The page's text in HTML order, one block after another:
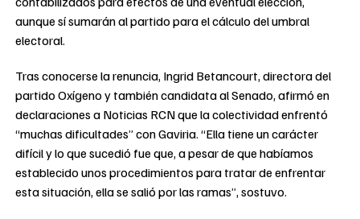
aunque sí sumarán al partido para el cálculo del umbral
electoral.
Tras conocerse la renuncia, Ingrid Betancourt, directora del
partido Oxígeno y también candidata al Senado, afirmó en
declaraciones a Noticias RCN que la colectividad enfrentó
“muchas dificultades” con Gaviria. “Ella tiene un carácter
difícil y lo que sucedió fue que, a pesar de que habíamos
establecido unos procedimientos para tratar de enfrentar
esta situación, ella se salió por las ramas”, sostuvo.